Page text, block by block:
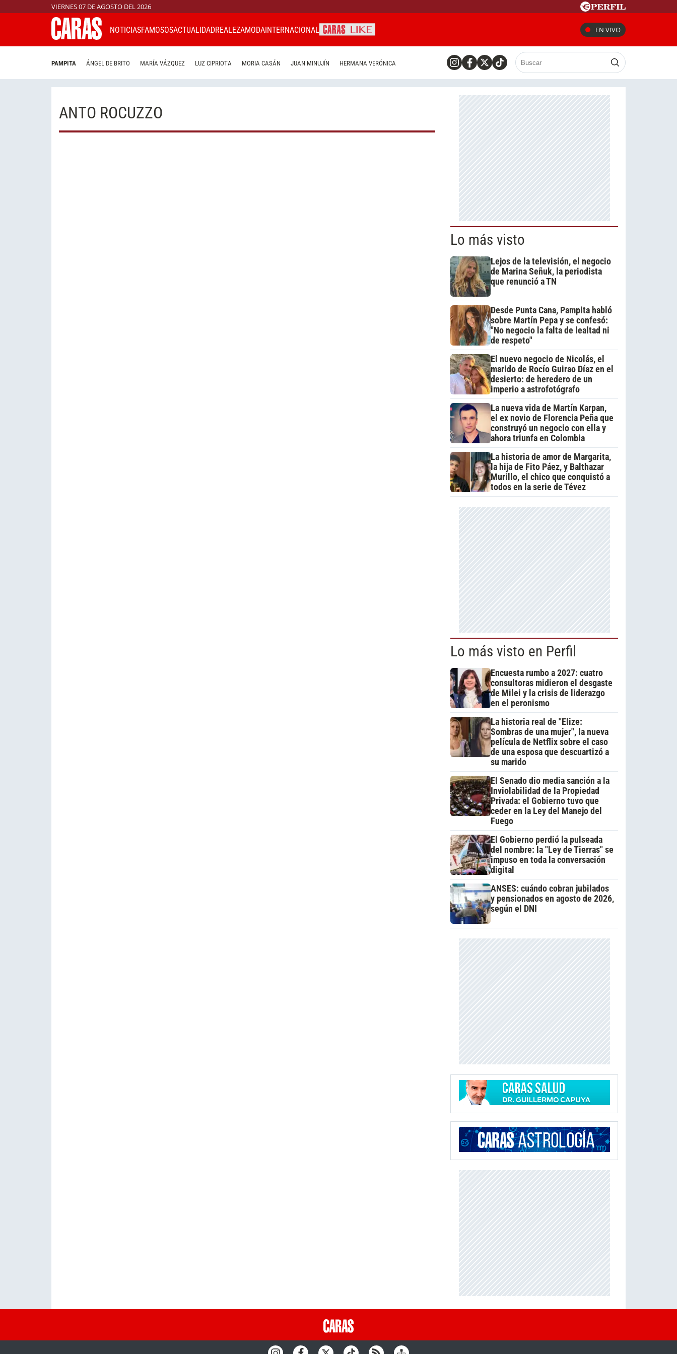
VIERNES 07 DE AGOSTO DEL 2026
NOTICIASFAMOSOSACTUALIDADREALEZAMODAINTERNACIONAL EN VIVO
PAMPITA ÁNGEL DE BRITO MARÍA VÁZQUEZ LUZ CIPRIOTA MORIA CASÁN JUAN MINUJÍN HERMANA VERÓNICA
ANTO ROCUZZO
Lo más visto
Lejos de la televisión, el negocio
de Marina Señuk, la periodista
que renunció a TN
Desde Punta Cana, Pampita habló
sobre Martín Pepa y se confesó:
"No negocio la falta de lealtad ni
de respeto"
El nuevo negocio de Nicolás, el
marido de Rocío Guirao Díaz en el
desierto: de heredero de un
imperio a astrofotógrafo
La nueva vida de Martín Karpan,
el ex novio de Florencia Peña que
construyó un negocio con ella y
ahora triunfa en Colombia
La historia de amor de Margarita,
la hija de Fito Páez, y Balthazar
Murillo, el chico que conquistó a
todos en la serie de Tévez
Lo más visto en Perfil
Encuesta rumbo a 2027: cuatro
consultoras midieron el desgaste
de Milei y la crisis de liderazgo
en el peronismo
La historia real de "Elize:
Sombras de una mujer", la nueva
película de Netflix sobre el caso
de una esposa que descuartizó a
su marido
El Senado dio media sanción a la
Inviolabilidad de la Propiedad
Privada: el Gobierno tuvo que
ceder en la Ley del Manejo del
Fuego
El Gobierno perdió la pulseada
del nombre: la "Ley de Tierras" se
impuso en toda la conversación
digital
ANSES: cuándo cobran jubilados
y pensionados en agosto de 2026,
según el DNI